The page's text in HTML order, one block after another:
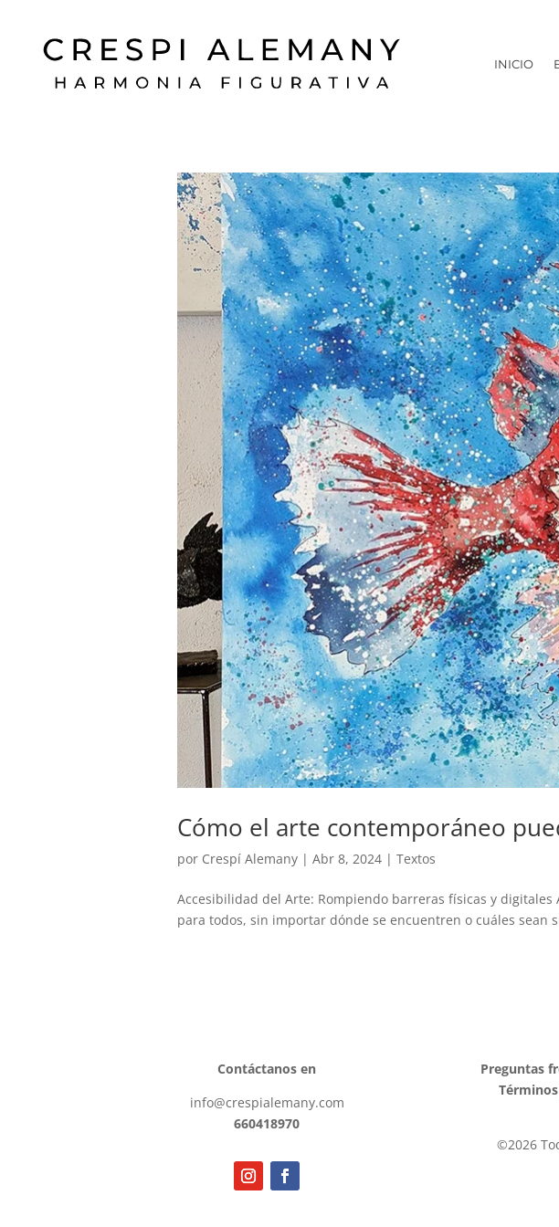
INICIO
Cómo el arte contemporáneo
por Crespí Alemany| Abr 8, 2024| Textos
Accesibilidad del Arte: Rompiendo barreras físicas y
para todos, sin importar dónde se encuentren o cuáles sean
Contáctanos en
info@crespialemany.com
660418970
Preguntas
©2026